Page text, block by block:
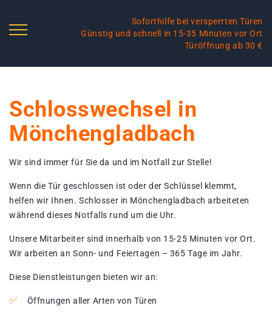
Soforthilfe bei versperrten Türen
Günstig und schnell in 15-35 Minuten vor Ort
Türöffnung ab 30 €
Schlosswechsel in
Mönchengladbach
Wir sind immer für Sie da und im Notfall zur Stelle!
Wenn die Tür geschlossen ist oder der Schlüssel klemmt,
helfen wir Ihnen. Schlosser in Mönchengladbach arbeiteten
während dieses Notfalls rund um die Uhr.
Unsere Mitarbeiter sind innerhalb von 15-25 Minuten vor Ort.
Wir arbeiten an Sonn- und Feiertagen – 365 Tage im Jahr.
Diese Dienstleistungen bieten wir an:
Öffnungen aller Arten von Türen